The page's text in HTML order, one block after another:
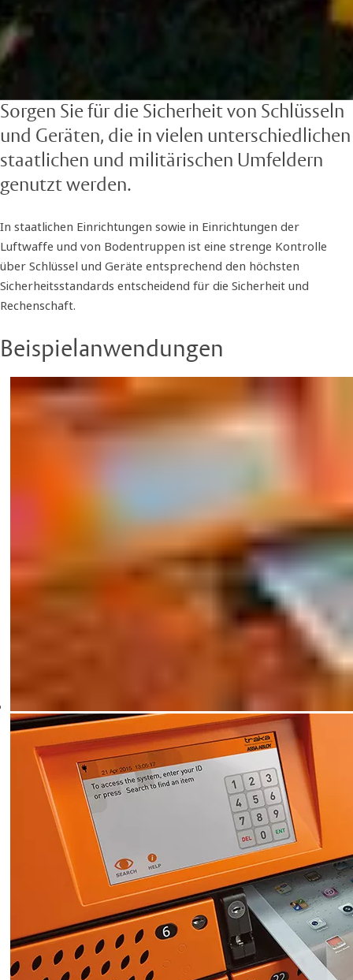
Sorgen Sie für die Sicherheit von Schlüsseln
und Geräten, die in vielen unterschiedlichen
staatlichen und militärischen Umfeldern
genutzt werden.
In staatlichen Einrichtungen sowie in Einrichtungen der
Luftwaffe und von Bodentruppen ist eine strenge Kontrolle
über Schlüssel und Geräte entsprechend den höchsten
Sicherheitsstandards entscheidend für die Sicherheit und
Rechenschaft.
Beispielanwendungen